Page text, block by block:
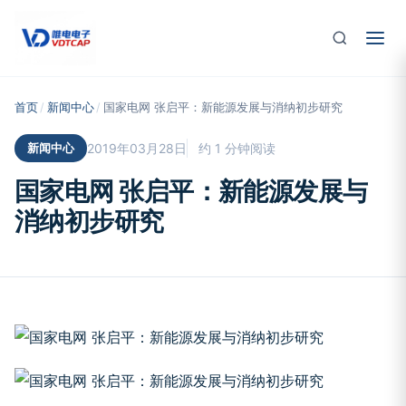
首页 / 新闻中心 / 国家电网 张启平：新能源发展与消纳初步研究
新闻中心 2019年03月28日 约 1 分钟阅读
国家电网 张启平：新能源发展与
消纳初步研究